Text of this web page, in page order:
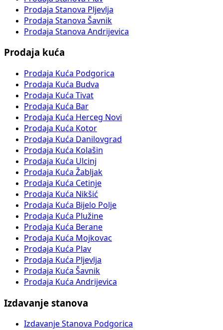
Prodaja Stanova Pljevlja
Prodaja Stanova Šavnik
Prodaja Stanova Andrijevica
Prodaja kuća
Prodaja Kuća Podgorica
Prodaja Kuća Budva
Prodaja Kuća Tivat
Prodaja Kuća Bar
Prodaja Kuća Herceg Novi
Prodaja Kuća Kotor
Prodaja Kuća Danilovgrad
Prodaja Kuća Kolašin
Prodaja Kuća Ulcinj
Prodaja Kuća Žabljak
Prodaja Kuća Cetinje
Prodaja Kuća Nikšić
Prodaja Kuća Bijelo Polje
Prodaja Kuća Plužine
Prodaja Kuća Berane
Prodaja Kuća Mojkovac
Prodaja Kuća Plav
Prodaja Kuća Pljevlja
Prodaja Kuća Šavnik
Prodaja Kuća Andrijevica
Izdavanje stanova
Izdavanje Stanova Podgorica